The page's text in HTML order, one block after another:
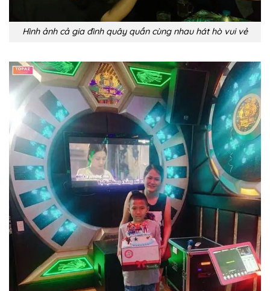
Hình ảnh cả gia đình quây quần cùng nhau hát hò vui vẻ